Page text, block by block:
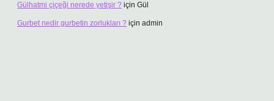
Gülhatmi çiçeği nerede yetişir ? için Gül
Gurbet nedir gurbetin zorlukları ? için admin